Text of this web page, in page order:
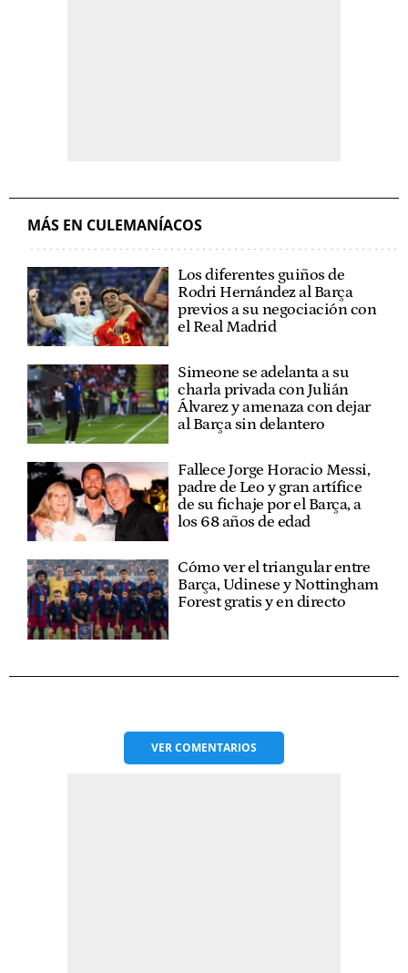
MÁS EN CULEMANÍACOS
Los diferentes guiños de
Rodri Hernández al Barça
previos a su negociación con
el Real Madrid
Simeone se adelanta a su
charla privada con Julián
Álvarez y amenaza con dejar
al Barça sin delantero
Fallece Jorge Horacio Messi,
padre de Leo y gran artífice
de su fichaje por el Barça, a
los 68 años de edad
Cómo ver el triangular entre
Barça, Udinese y Nottingham
Forest gratis y en directo
VERCOMENTARIOS